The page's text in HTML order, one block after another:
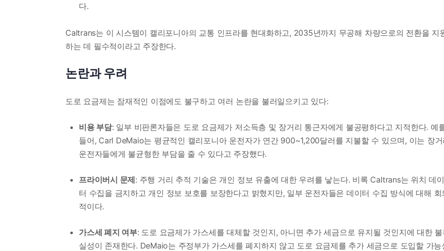
다.
Caltrans는 이 시스템이 캘리포니아의 교통 인프라를 현대화하고, 2035년까지 무공해 차량으로의 전환을 지
하는 데 필수적이라고 주장한다.
논란과 우려
도로 요금제는 잠재적인 이점에도 불구하고 여러 논란을 불러일으키고 있다:
비용 부담: 일부 비판론자들은 도로 요금제가 저소득층 및 장거리 통근자에게 불공평하다고 지적한다. 예
들어, Carl DeMaio는 평균적인 캘리포니아 운전자가 연간 900~1,200달러를 지불할 수 있으며, 이는 장거
운전자들에게 불균형한 부담을 줄 수 있다고 주장했다.
프라이버시 문제: 주행 거리 추적 기술은 개인 정보 유출에 대한 우려를 낳는다. 비록 Caltrans는 위치 데이
터 수집을 금지하고 개인 정보 보호를 보장한다고 밝혔지만, 일부 운전자들은 데이터 수집 방식에 대해 회
적이다.
가스세 폐지 여부: 도로 요금제가 가스세를 대체할 것인지, 아니면 추가 세금으로 유지될 것인지에 대한
실성이 존재한다. DeMaio는 주정부가 가스세를 폐지하지 않고 도로 요금제를 추가 세금으로 도입할 가능